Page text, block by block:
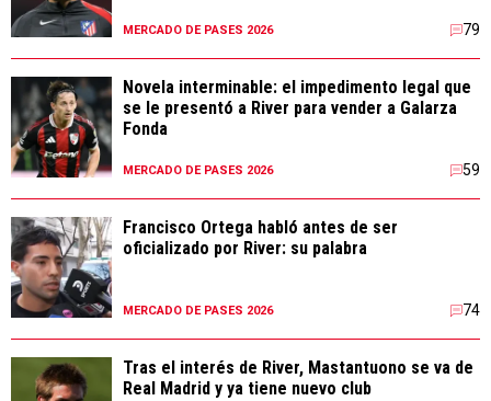
MERCADO DE PASES 2026 79
Novela interminable: el impedimento legal que
se le presentó a River para vender a Galarza
Fonda
MERCADO DE PASES 2026 59
Francisco Ortega habló antes de ser
oficializado por River: su palabra
MERCADO DE PASES 2026 74
Tras el interés de River, Mastantuono se va de
Real Madrid y ya tiene nuevo club